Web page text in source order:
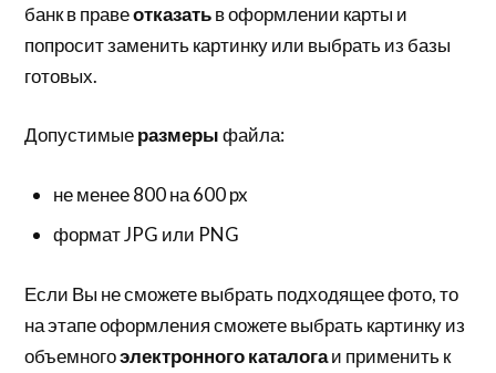
банк в правеотказатьв оформлении карты и
попросит заменить картинку или выбрать из базы
готовых.
Допустимыеразмерыфайла:
не менее 800 на 600 px
формат JPG или PNG
Если Вы не сможете выбрать подходящее фото, то
на этапе оформления сможете выбрать картинку из
объемногоэлектронного каталогаи применить к